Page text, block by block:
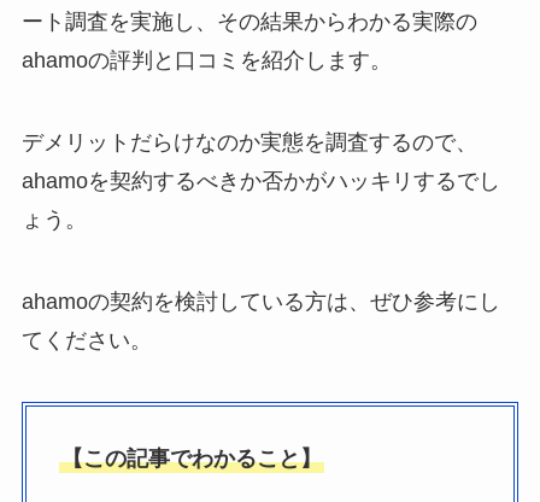
ート調査を実施し、その結果からわかる実際の
ahamoの評判と口コミを紹介します。
デメリットだらけなのか実態を調査するので、
ahamoを契約するべきか否かがハッキリするでし
ょう。
ahamoの契約を検討している方は、ぜひ参考にし
てください。
【この記事でわかること】